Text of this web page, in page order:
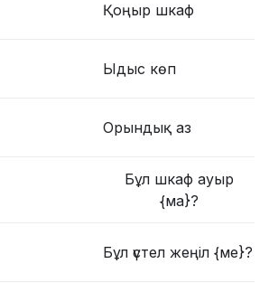
Қоңыр шкаф
Ыдыс көп
Орындық аз
Бұл шкаф ауыр
{ма}?
Бұл үстел жеңіл {ме}?